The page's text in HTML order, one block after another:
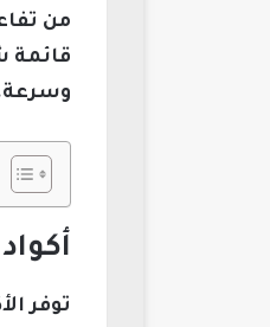
من
أكواد فري فاير 2026:
توفر